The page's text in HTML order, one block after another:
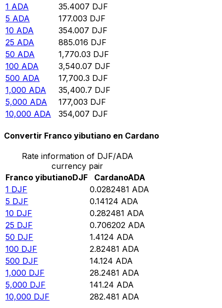
1 ADA 35.4007 DJF
5 ADA 177.003 DJF
10 ADA 354.007 DJF
25 ADA 885.016 DJF
50 ADA 1,770.03 DJF
100 ADA 3,540.07 DJF
500 ADA 17,700.3 DJF
1,000 ADA 35,400.7 DJF
5,000 ADA 177,003 DJF
10,000 ADA 354,007 DJF
Convertir Franco yibutiano en Cardano
Rate information of DJF/ADA
currency pair
Franco yibutianoDJF CardanoADA
1 DJF 0.0282481 ADA
5 DJF 0.14124 ADA
10 DJF 0.282481 ADA
25 DJF 0.706202 ADA
50 DJF 1.4124 ADA
100 DJF 2.82481 ADA
500 DJF 14.124 ADA
1,000 DJF 28.2481 ADA
5,000 DJF 141.24 ADA
10,000 DJF 282.481 ADA